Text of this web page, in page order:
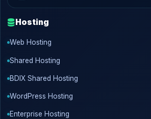
Hosting
Web Hosting
Shared Hosting
BDIX Shared Hosting
WordPress Hosting
Enterprise Hosting